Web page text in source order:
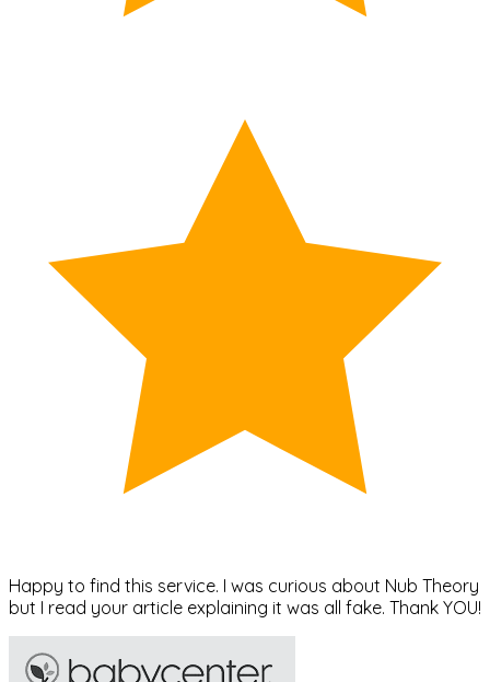
Happy to find this service. I was curious about Nub Theory
but I read your article explaining it was all fake. Thank YOU!